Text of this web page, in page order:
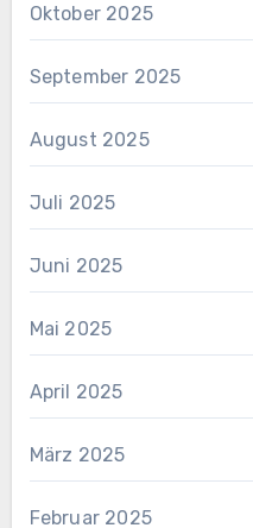
Oktober 2025
September 2025
August 2025
Juli 2025
Juni 2025
Mai 2025
April 2025
März 2025
Februar 2025